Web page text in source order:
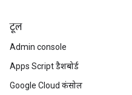
टूल
Admin console
Apps Script डैशबोर्ड
Google Cloud कंसोल